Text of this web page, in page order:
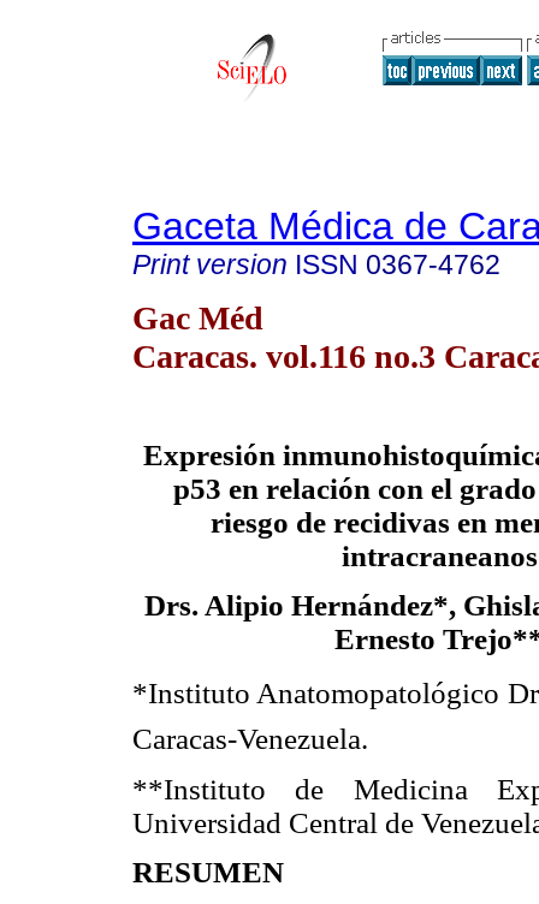
Gaceta Médica de
Print version ISSN 0367-4762
Gac Méd
Caracas. vol.116 no.3
Expresión
p53 en relación con el
riesgo de recidivas en
intracraneanos
Drs. Alipio Hernández*,
Ernesto
*Instituto Anatomopatológico
Caracas-Venezuela.
**Instituto de Medicina
Universidad Central de
RESUMEN